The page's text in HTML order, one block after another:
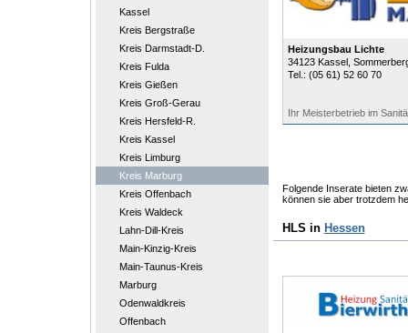
Kassel
Kreis Bergstraße
Kreis Darmstadt-D.
Kreis Fulda
Kreis Gießen
Kreis Groß-Gerau
Kreis Hersfeld-R.
Kreis Kassel
Kreis Limburg
Kreis Marburg
Kreis Offenbach
Kreis Waldeck
Lahn-Dill-Kreis
Main-Kinzig-Kreis
Main-Taunus-Kreis
Marburg
Odenwaldkreis
Offenbach
Heizungsbau Lichte
34123 Kassel,
Tel.: (05 61) 52 60 70
Ihr Meisterbetrieb im
Folgende Inserate bieten
können sie aber trotzdem
HLS in Hessen